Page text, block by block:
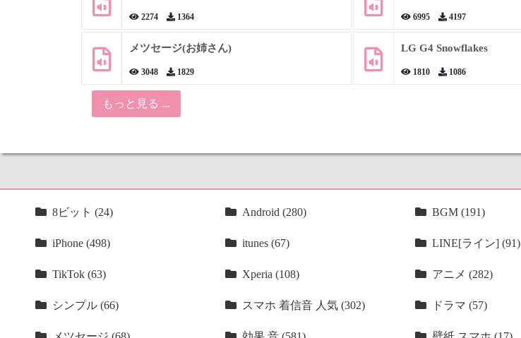
2274 1364 6995 4197
メツセージ(お姉さん)
3048 1829
LG G4 Snowflakes
1810 1086
もっと見る ...
8ビット (24) Android (280) BGM (191)
iPhone (498) itunes (67) LINE[ライン] (91)
TikTok (63) Xperia (108) アニメ (282)
シンプル (66) スマホ 着信音 人気 (302) ドラマ (57)